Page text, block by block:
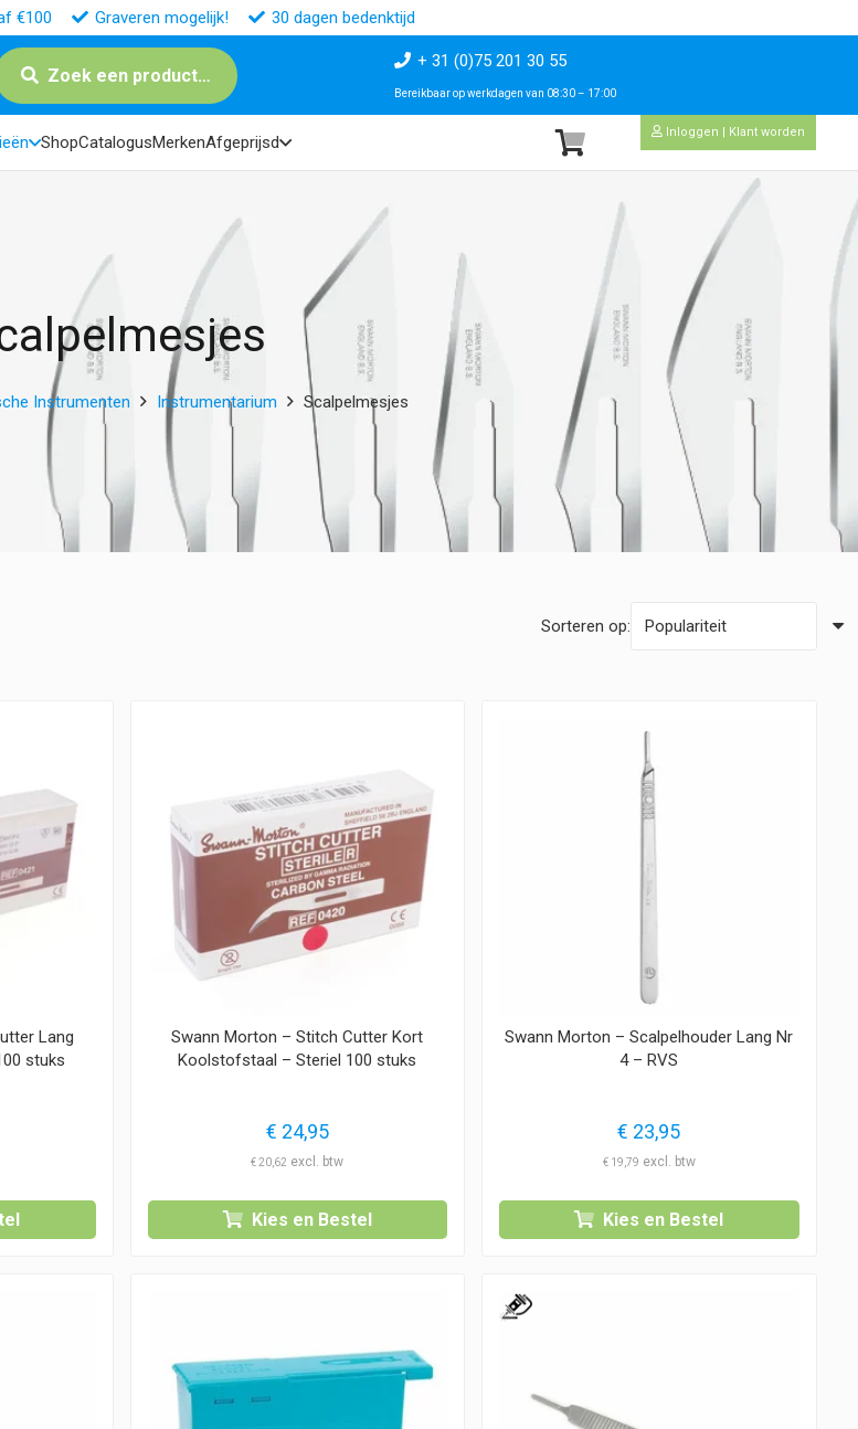
€100 Graveren mogelijk! 30 dagen bedenktijd
Zoek een product…
+ 31 (0)75 201 30 55
Bereikbaar op werkdagen van 08:30 – 17:00
ShopCatalogusMerkenAfgeprijsd
Inloggen | Klant worden
Instrumenten Instrumentarium Scalpelmesjes
Sorteren op:
Lang
stuks
Swann Morton – Stitch Cutter Kort
Koolstofstaal – Steriel 100 stuks
€ 24,95
€20,62
Kies en Bestel
Swann Morton – Scalpelhouder Lang Nr
4 – RVS
€ 23,95
€19,79
Kies en Bestel
1